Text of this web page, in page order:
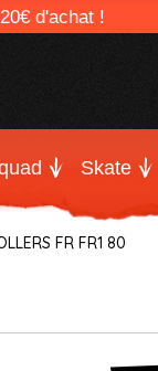
d'achat !
Skate
FR FR1 80